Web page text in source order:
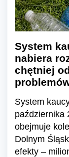
System
nabiera
chętniej
System
października
obejmuje
Dolnym
efekty –